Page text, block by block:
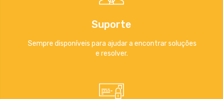
Suporte
Sempre disponíveis para ajudar a encontrar soluções
e resolver.